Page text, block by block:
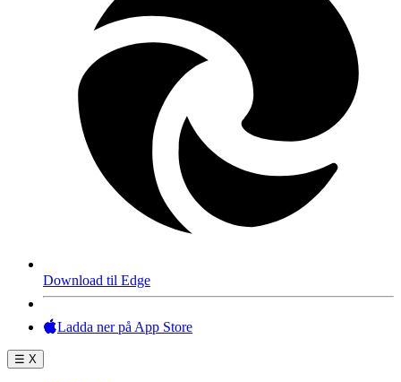
Download til Edge
Ladda ner på App Store
☰ X